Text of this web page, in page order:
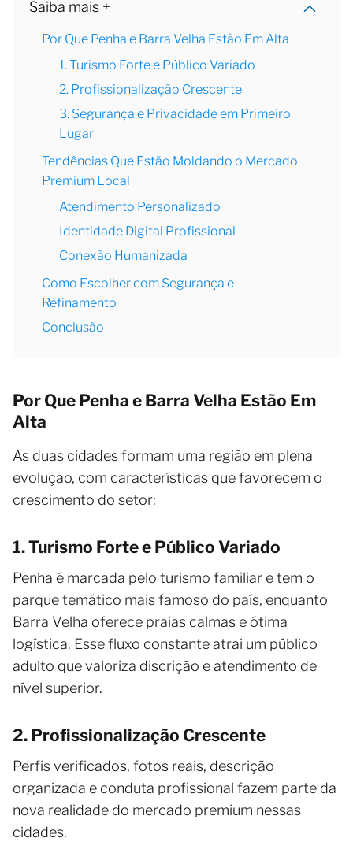
Saiba mais +
Por Que Penha e Barra Velha Estão Em Alta
1. Turismo Forte e Público Variado
2. Profissionalização Crescente
3. Segurança e Privacidade em Primeiro
Lugar
Tendências Que Estão Moldando o Mercado
Premium Local
Atendimento Personalizado
Identidade Digital Profissional
Conexão Humanizada
Como Escolher com Segurança e
Refinamento
Conclusão
Por Que Penha e Barra Velha Estão Em
Alta
As duas cidades formam uma região em plena
evolução, com características que favorecem o
crescimento do setor:
1. Turismo Forte e Público Variado
Penha é marcada pelo turismo familiar e tem o
parque temático mais famoso do país, enquanto
Barra Velha oferece praias calmas e ótima
logística. Esse fluxo constante atrai um público
adulto que valoriza discrição e atendimento de
nível superior.
2. Profissionalização Crescente
Perfis verificados, fotos reais, descrição
organizada e conduta profissional fazem parte da
nova realidade do mercado premium nessas
cidades.